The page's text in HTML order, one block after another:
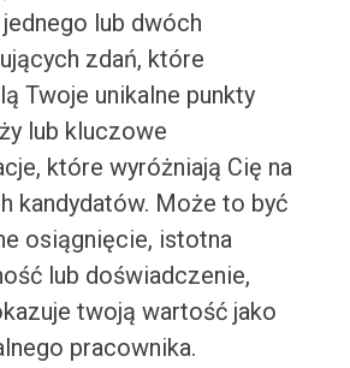
lub dwóch
zdań, które
Twoje unikalne punkty
lub kluczowe
które wyróżniają Cię na
kandydatów. Może to być
osiągnięcie, istotna
lub doświadczenie,
twoją wartość jako
pracownika.